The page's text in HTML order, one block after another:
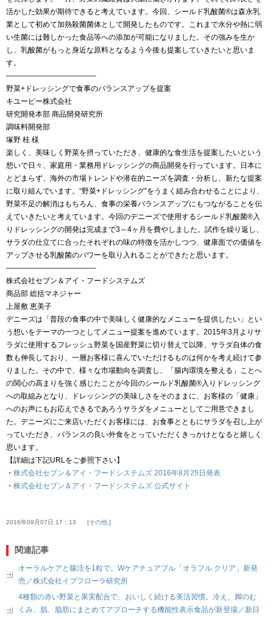
活かした効果が期待できると考えています。今回、シールド乳酸菌®は森永乳
業として初めて加熱殺菌菌体として開発したものです。これまで水分や熱に弱
い生菌には難しかった食品等への添加が可能になりました。その強みを生か
し、乳酸菌がもっと身近な原料となるよう今後も提案していきたいと思いま
す。
————————————-
野菜+ドレッシングで食事のバランスアップを提案
キユーピー株式会社
研究開発本部 商品開発研究所
調味料開発部
塚野 桂 様
楽しく、美味しく野菜を摂っていただき、健康的な食生活を提案したいという
想いで日々、家庭用・業務用ドレッシングの商品開発を行っています。日本に
とどまらず、海外の市場トレンドや潜在的ニーズを調査・分析し、新たな提案
に取り組んでいます。“野菜+ドレッシング”をうまく組み合わせることにより、
野菜不足の解消はもちろん、食事の栄養バランスアップにもつながることを伝
えていきたいと考えています。今回のデニーズで使用するシールド乳酸菌®入
りドレッシングの開発は完成まで3～4ヶ月を費やしました。試作を繰り返し、
サラダの仕立てに合ったそれぞれの味の特徴を活かしつつ、健康面での価値を
アップさせる乳酸菌のパワーを取り入れることができたと思います。
————————————-
株式会社セブン＆アイ・フードシステムズ
商品部 総括マネジャー
上屋敷 恵美子
デニーズは「普段の食事の中で美味しく健康的なメニューを提供したい」とい
う想いをテーマの一つとしてメニュー提案を進めています。2015年3月よりサ
ラダに使用するフレッシュ野菜を国産野菜に切り替えて以降、サラダ自体の食
数も伸長しており、一層お客様に喜んでいただけるものは何かを考え続けて参
りました。その中で、様々な市場動向を調査し、「腸内環境を整える」ことへ
の関心の高まりを強く感じたことが今回のシールド乳酸菌®入りドレッシング
への取組みとなり、ドレッシングの美味しさをそのままに、お客様の「健康」
へのお声にもお応えできるであろうサラダをメニューとしてご用意できまし
た。デニーズにご来店いただくお客様には、お食事とともにサラダを召し上が
っていただき、バランスの良い外食をとっていただくきっかけとなると嬉しく
思います。
【詳細は下記URLをご参照下さい】
・ 株式会社セブン＆アイ・フードシステムズ 2016年8月25日発表
・ 株式会社セブン＆アイ・フードシステムズ 公式サイト
2016年09月07日 17：13 その他.
関連記事
オーラルケアと腸活を1粒で。Wケアチュアブル「オラフル クリア」新発
売／株式会社イブフローラ研究所
4種類の赤い野菜と果実配合で、おいしく続ける美活習慣。冷え、脚のむ
くみ、肌、脂肪にまとめてアプローチする機能性表示食品が新登場／新日